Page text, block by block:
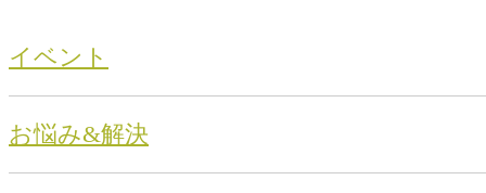
イベント
お悩み&解決